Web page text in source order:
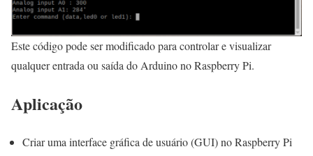
Este código pode ser modificado para controlar e visualizar
qualquer entrada ou saída do Arduino no Raspberry Pi.
Aplicação
Criar uma interface gráfica de usuário (GUI) no Raspberry Pi